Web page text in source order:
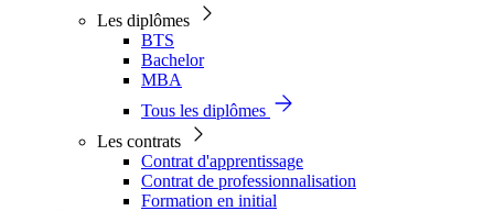
Les diplômes
BTS
Bachelor
MBA
Tous les diplômes
Les contrats
Contrat d'apprentissage
Contrat de professionnalisation
Formation en initial